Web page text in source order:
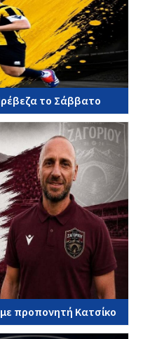
το Σάββατο
προπονητή Κατσίκο